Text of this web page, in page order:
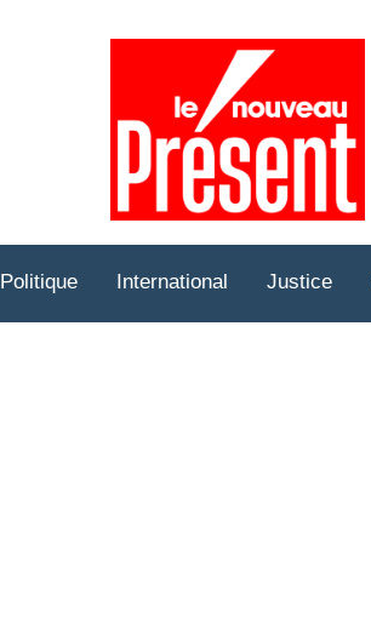
Politique International Justice